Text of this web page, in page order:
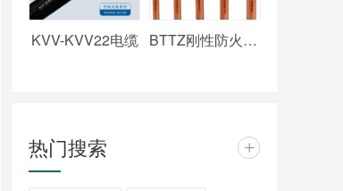
KVV-KVV22电缆 BTTZ刚性防火电缆
热门搜索 +